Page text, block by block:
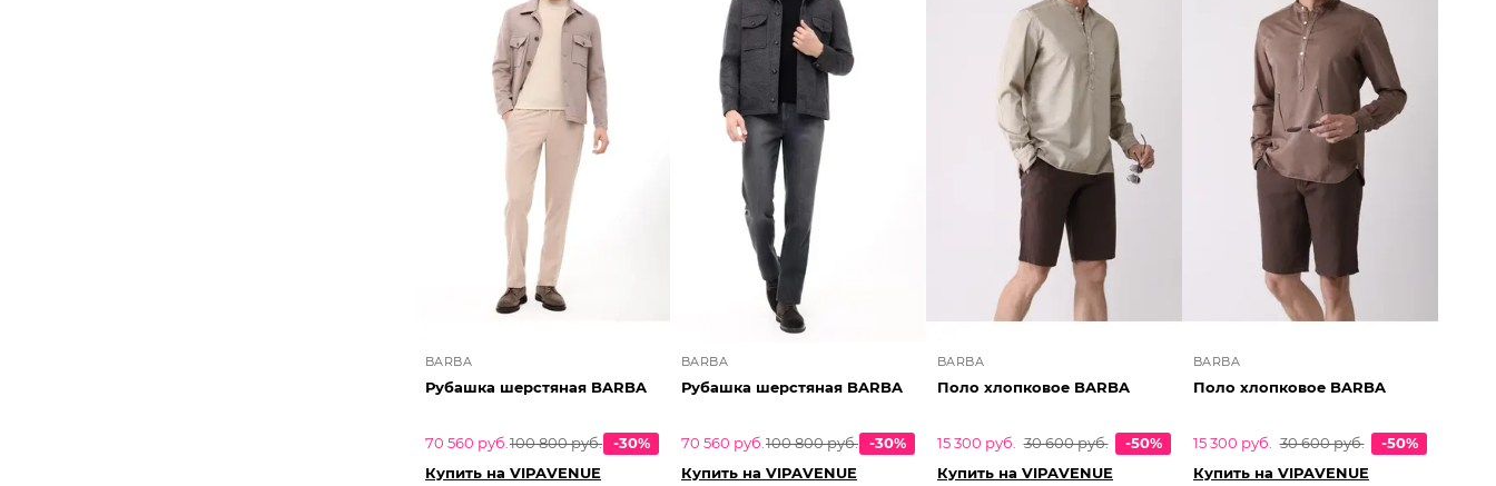
BARBA
Рубашка шерстяная BARBA
70 560 руб. 100 800 руб.
-30%
Купить на VIPAVENUE
BARBA
Рубашка шерстяная BARBA
70 560 руб. 100 800 руб.
-30%
Купить на VIPAVENUE
BARBA
Поло хлопковое BARBA
15 300 руб. 30 600 руб.
-50%
Купить на VIPAVENUE
BARBA
Поло хлопковое BARBA
15 300 руб. 30 600 руб.
-50%
Купить на VIPAVENUE